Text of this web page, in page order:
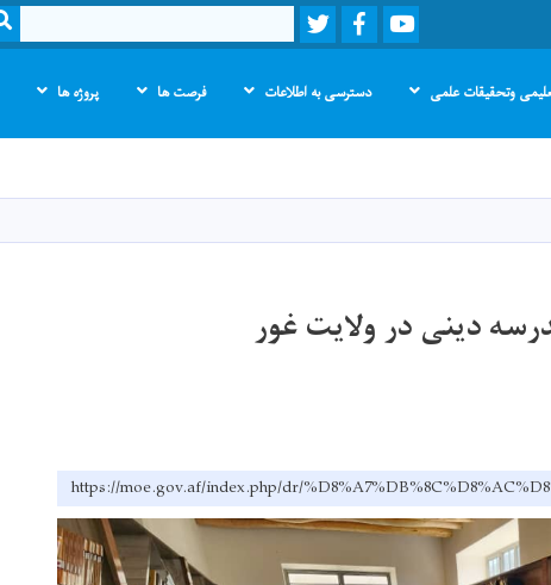
content
Youtube
Facebook
Twitter
Search
وتحقیقات علمی دسترسی به اطلاعات فرصت ها پروژه ها
دینی در ولایت غور
https://moe.gov.af/index.php/dr/